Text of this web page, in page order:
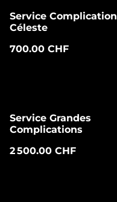
Service Complication
Céleste
700.00 CHF
Service Grandes
Complications
2 500.00 CHF